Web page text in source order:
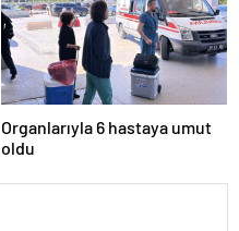
Organlarıyla 6 hastaya umut
oldu